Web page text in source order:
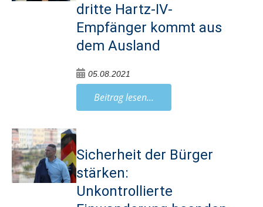
dritte Hartz-IV-
Empfänger kommt aus
dem Ausland
05.08.2021
Beitrag lesen...
Sicherheit der Bürger
stärken:
Unkontrollierte